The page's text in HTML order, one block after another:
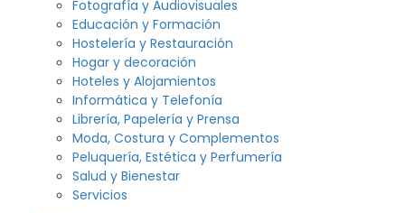
Fotografía y Audiovisuales
Educación y Formación
Hostelería y Restauración
Hogar y decoración
Hoteles y Alojamientos
Informática y Telefonía
Librería, Papelería y Prensa
Moda, Costura y Complementos
Peluquería, Estética y Perfumería
Salud y Bienestar
Servicios